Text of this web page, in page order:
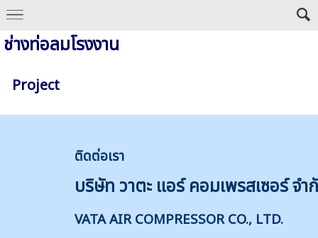
ช่างท่อลมโรงงาน
Project
ติดต่อเรา
บริษัท วาตะ แอร์ คอมเพรสเซอร์ จำ
VATA AIR COMPRESSOR CO., LTD.